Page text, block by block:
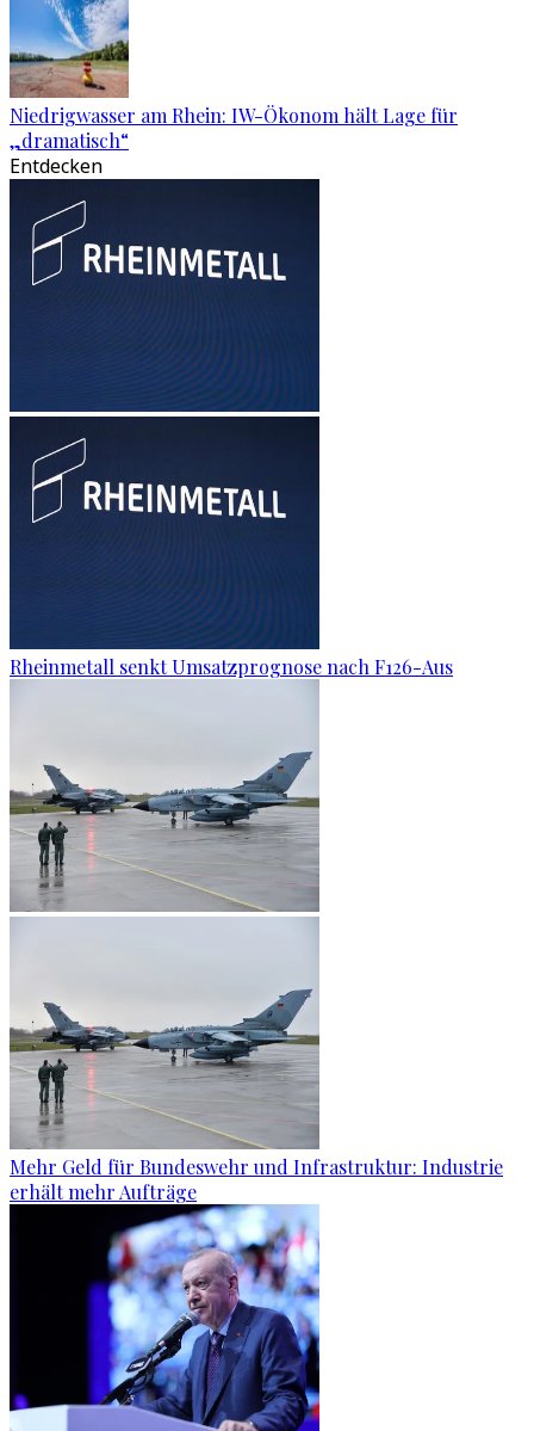
Niedrigwasser am Rhein: IW-Ökonom hält Lage für
„dramatisch“
Entdecken
Rheinmetall senkt Umsatzprognose nach F126-Aus
Mehr Geld für Bundeswehr und Infrastruktur: Industrie
erhält mehr Aufträge